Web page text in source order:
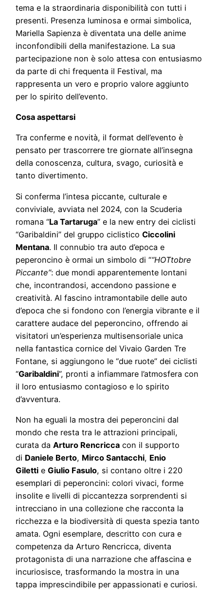
tema e la straordinaria disponibilità con tutti i
presenti. Presenza luminosa e ormai simbolica,
Mariella Sapienza è diventata una delle anime
inconfondibili della manifestazione. La sua
partecipazione non è solo attesa con entusiasmo
da parte di chi frequenta il Festival, ma
rappresenta un vero e proprio valore aggiunto
per lo spirito dell’evento.
Cosa aspettarsi
Tra conferme e novità, il format dell’evento è
pensato per trascorrere tre giornate all’insegna
della conoscenza, cultura, svago, curiosità e
tanto divertimento.
Si conferma l’intesa piccante, culturale e
conviviale, avviata nel 2024, con la Scuderia
romana “La Tartaruga” e la new entry dei ciclisti
“Garibaldini” del gruppo ciclistico Ciccolini
Mentana. Il connubio tra auto d’epoca e
peperoncino è ormai un simbolo di ““HOTtobre
Piccante”: due mondi apparentemente lontani
che, incontrandosi, accendono passione e
creatività. Al fascino intramontabile delle auto
d’epoca che si fondono con l’energia vibrante e il
carattere audace del peperoncino, offrendo ai
visitatori un’esperienza multisensoriale unica
nella fantastica cornice del Vivaio Garden Tre
Fontane, si aggiungono le “due ruote” dei ciclisti
“Garibaldini”, pronti a infiammare l’atmosfera con
il loro entusiasmo contagioso e lo spirito
d’avventura.
Non ha eguali la mostra dei peperoncini dal
mondo che resta tra le attrazioni principali,
curata da Arturo Rencricca con il supporto
di Daniele Berto, Mirco Santacchi, Enio
Giletti e Giulio Fasulo, si contano oltre i 220
esemplari di peperoncini: colori vivaci, forme
insolite e livelli di piccantezza sorprendenti si
intrecciano in una collezione che racconta la
ricchezza e la biodiversità di questa spezia tanto
amata. Ogni esemplare, descritto con cura e
competenza da Arturo Rencricca, diventa
protagonista di una narrazione che affascina e
incuriosisce, trasformando la mostra in una
tappa imprescindibile per appassionati e curiosi.